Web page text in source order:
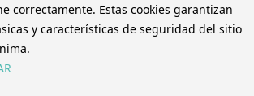
correctamente. Estas cookies garantizan
y características de seguridad del sitio